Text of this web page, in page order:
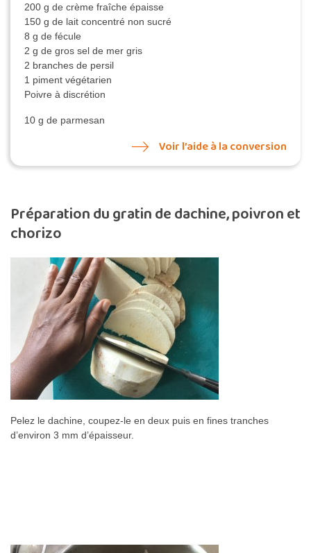
200 g de crème fraîche épaisse
150 g de lait concentré non sucré
8 g de fécule
2 g de gros sel de mer gris
2 branches de persil
1 piment végétarien
Poivre à discrétion
10 g de parmesan
Voir l’aide à la conversion
Préparation du gratin de dachine, poivron et
chorizo
Pelez le dachine, coupez-le en deux puis en fines tranches
d’environ 3 mm d’épaisseur.